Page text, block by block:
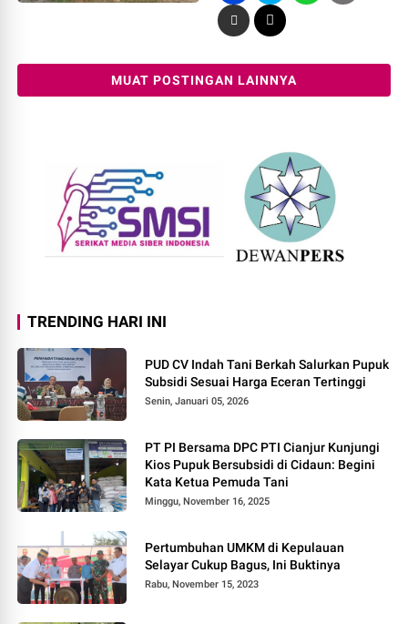
MUAT POSTINGAN LAINNYA
TRENDING HARI INI
PUD CV Indah Tani Berkah Salurkan Pupuk
Subsidi Sesuai Harga Eceran Tertinggi
Senin, Januari 05, 2026
PT PI Bersama DPC PTI Cianjur Kunjungi
Kios Pupuk Bersubsidi di Cidaun: Begini
Kata Ketua Pemuda Tani
Minggu, November 16, 2025
Pertumbuhan UMKM di Kepulauan
Selayar Cukup Bagus, Ini Buktinya
Rabu, November 15, 2023